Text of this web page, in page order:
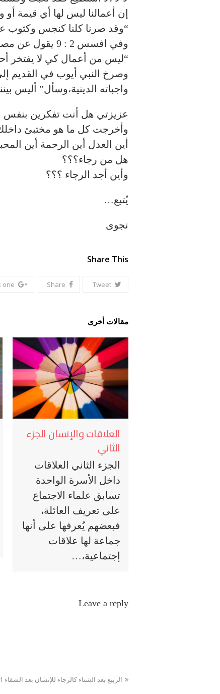
إن أعمالنا ليس لها أي قيمة أو
“وقد صرنا كلنا كنجس وكثوب
وفي افسس 2 : 9 يقول عن مصالحتنا مع الله وخلاصنا:
“ليس من أعمال كي لا يفتخر
وصرخ النبي أيوب في القديم
واجباته الدينية،وسأل” أليس
عزيزتي هل أنت تفكرين
وأخرجت كل ما هو مختبئ
أين العدل أين الرحمة أين
هل من رجاء؟؟؟
وأين أجد الرجاء ؟؟؟
يُتبع…
نجوى
Share This
Tweet
Share
one
مقالات أخرى
العلاقات والإنسان الجزء
الثاني
الجزء الثاني العلاقات
داخل الأسرة الواحدة
تسابق علماء الاجتماع
على تعريف العائلة،
فبعضهم يُعرفها على أنها
جماعة لها علاقات
إجتماعية،…
Leave a reply
previous
الربيع بعد الشتاء كالرجاء للإنسان بعد الشقاء 1